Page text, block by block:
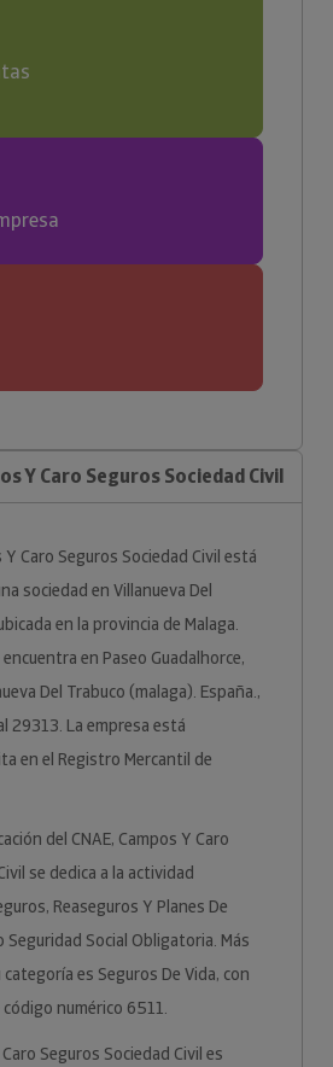
Y Caro Seguros Sociedad Civil
Caro Seguros Sociedad Civil está
sociedad en Villanueva Del
en la provincia de Malaga.
en Paseo Guadalhorce,
Del Trabuco (malaga). España.,
29313. La empresa está
en el Registro Mercantil de
del CNAE, Campos Y Caro
se dedica a la actividad
Reaseguros Y Planes De
Seguridad Social Obligatoria. Más
es Seguros De Vida, con
numérico 6511.
Caro Seguros Sociedad Civil es